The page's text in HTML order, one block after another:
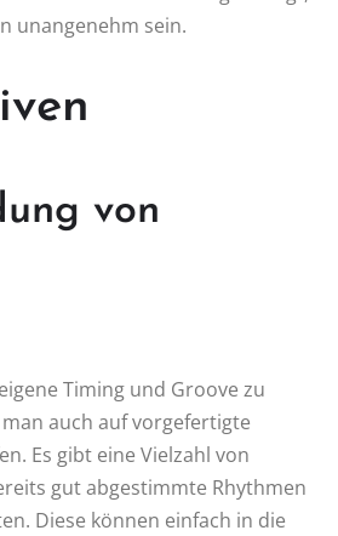
unangenehm sein.
von
Timing und Groove zu
auch auf vorgefertigte
Es gibt eine Vielzahl von
gut abgestimmte Rhythmen
Diese können einfach in die